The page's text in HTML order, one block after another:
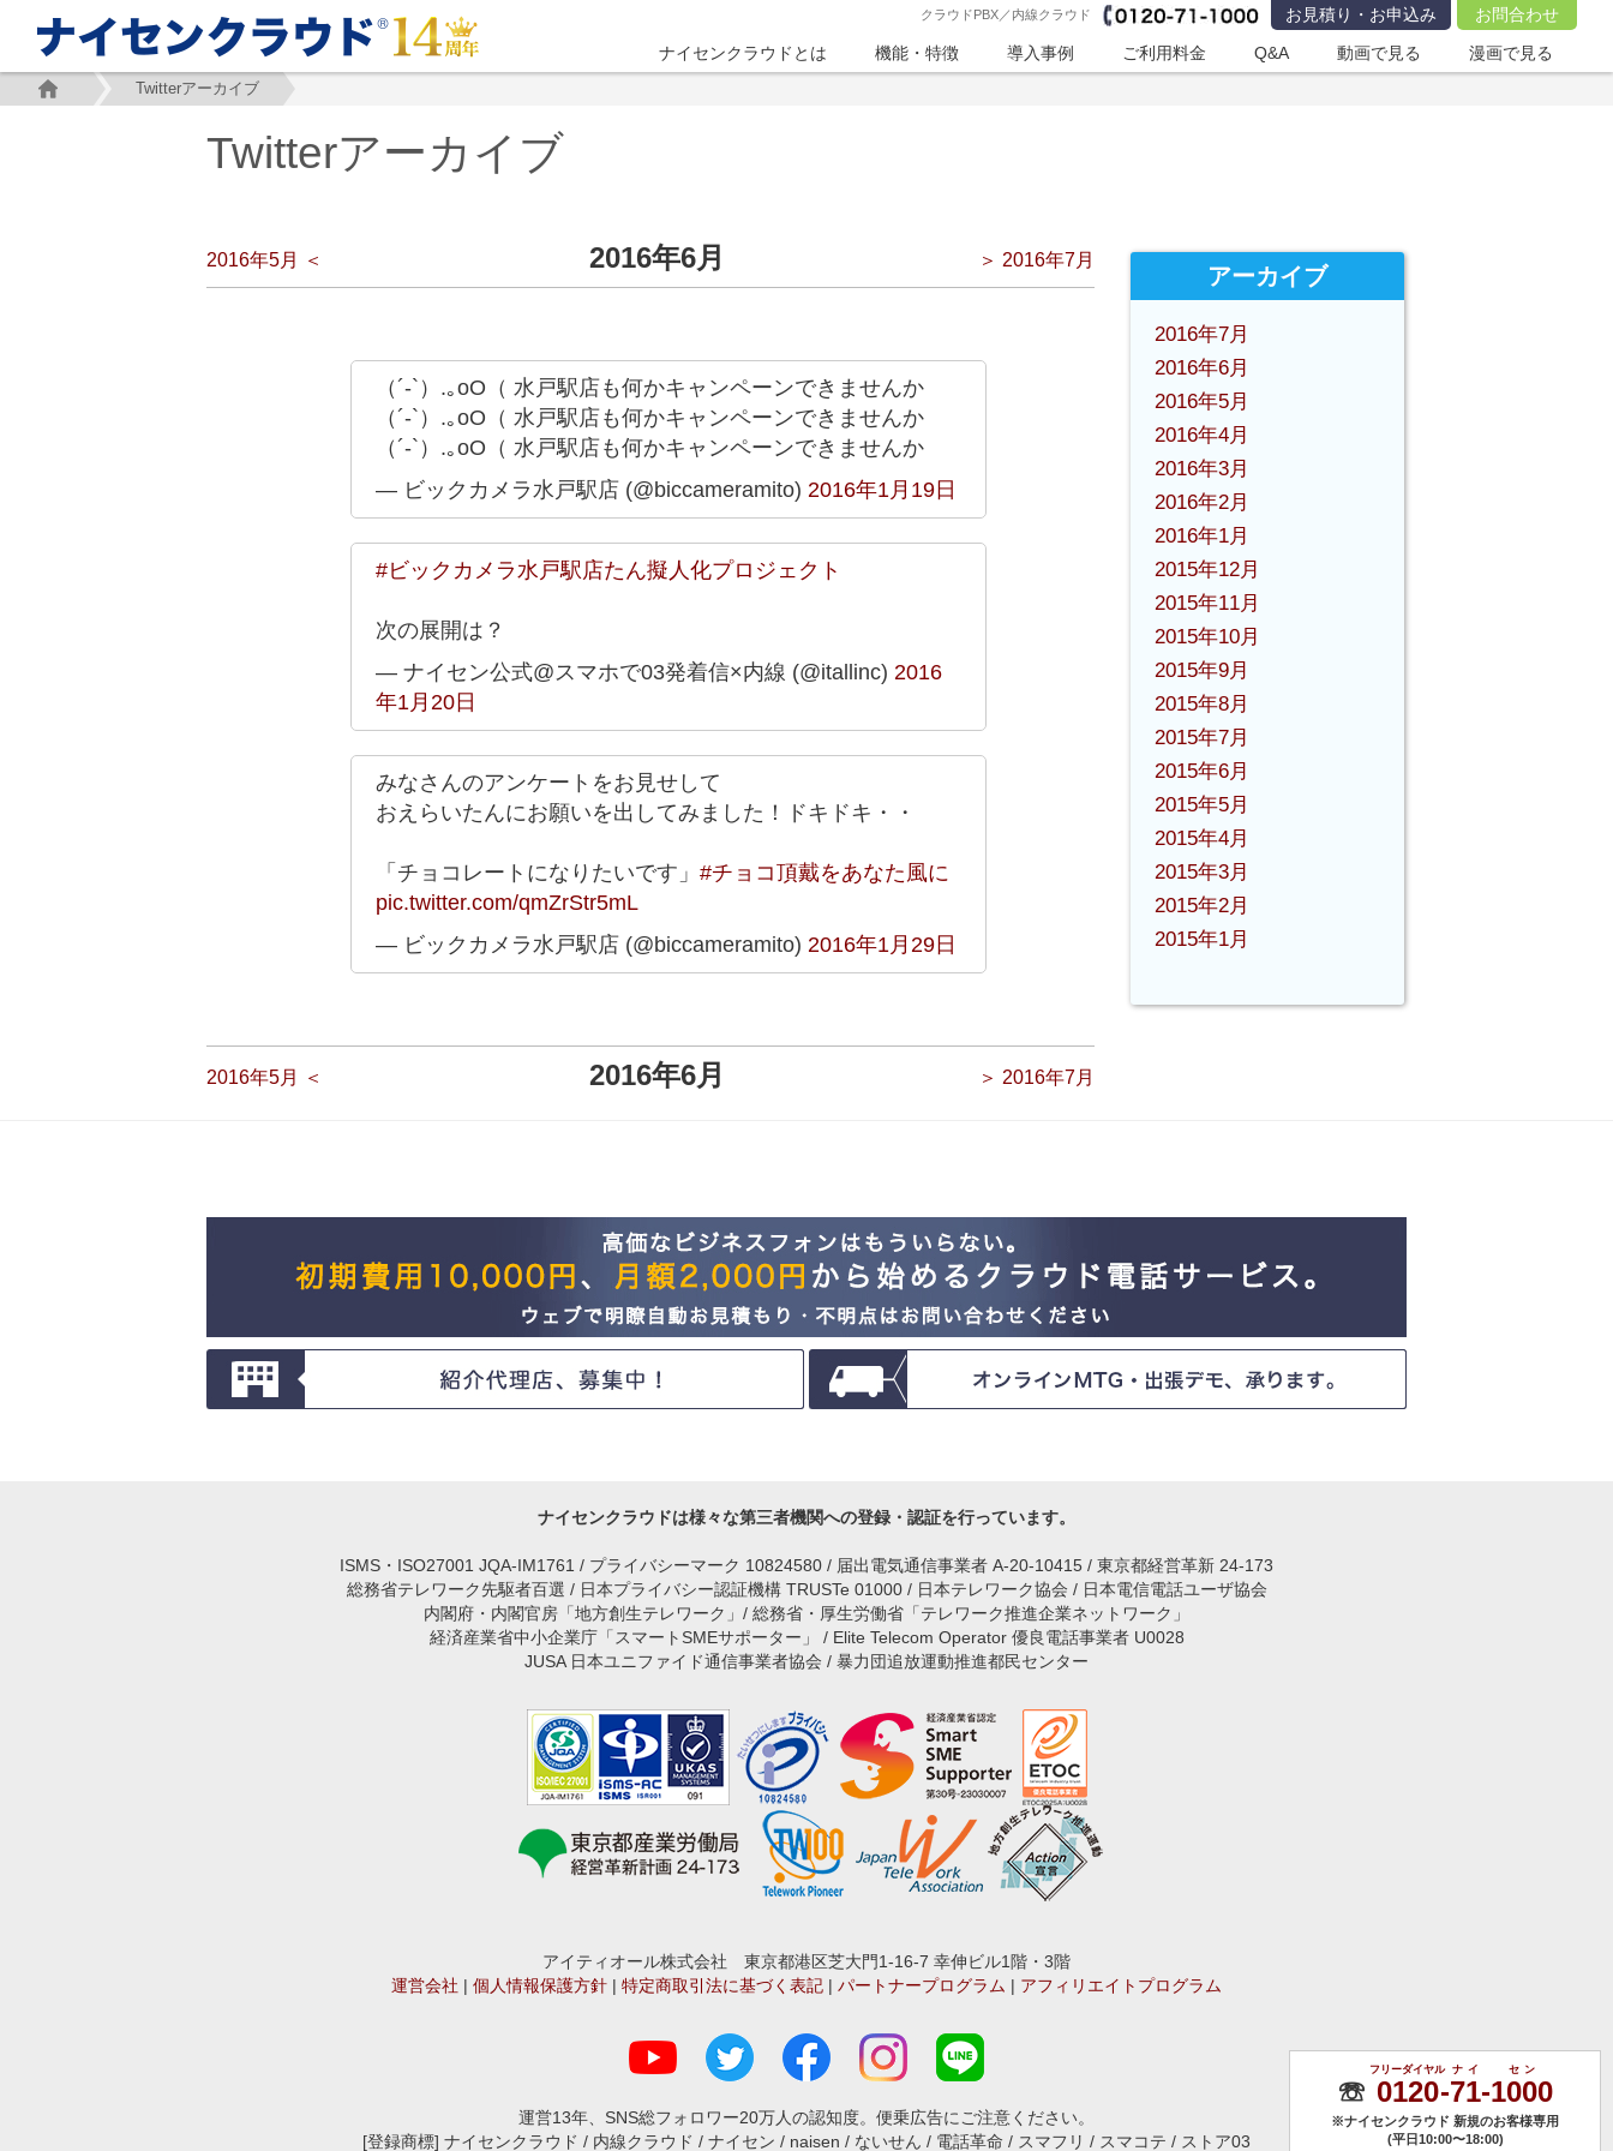
お問合わせ
お見積り・お申込み
クラウドPBX／内線クラウド
ナイセンクラウドとは 機能・特徴 導入事例 ご利用料金 Q&A 動画で見る 漫画で見る
Twitterアーカイブ
Twitterアーカイブ
2016年5月 ＜ 2016年6月 ＞ 2016年7月
（´-`）.｡oO（ 水戸駅店も何かキャンペーンできませんか
（´-`）.｡oO（ 水戸駅店も何かキャンペーンできませんか
（´-`）.｡oO（ 水戸駅店も何かキャンペーンできませんか
— ビックカメラ水戸駅店 (@biccameramito) 2016年1月19日
#ビックカメラ水戸駅店たん擬人化プロジェクト
次の展開は？
— ナイセン公式@スマホで03発着信×内線 (@itallinc) 2016
年1月20日
みなさんのアンケートをお見せして
おえらいたんにお願いを出してみました！ドキドキ・・
「チョコレートになりたいです」 #チョコ頂戴をあなた風に
pic.twitter.com/qmZrStr5mL
— ビックカメラ水戸駅店 (@biccameramito) 2016年1月29日
2016年5月 ＜ 2016年6月 ＞ 2016年7月
アーカイブ
2016年7月
2016年6月
2016年5月
2016年4月
2016年3月
2016年2月
2016年1月
2015年12月
2015年11月
2015年10月
2015年9月
2015年8月
2015年7月
2015年6月
2015年5月
2015年4月
2015年3月
2015年2月
2015年1月
ナイセンクラウドは様々な第三者機関への登録・認証を行っています。
ISMS・ISO27001 JQA-IM1761 / プライバシーマーク 10824580 / 届出電気通信事業者 A-20-10415 / 東京都経営革新 24-173
総務省テレワーク先駆者百選 / 日本プライバシー認証機構 TRUSTe 01000 / 日本テレワーク協会 / 日本電信電話ユーザ協会
内閣府・内閣官房「地方創生テレワーク」/ 総務省・厚生労働省「テレワーク推進企業ネットワーク」
経済産業省中小企業庁「スマートSMEサポーター」 / Elite Telecom Operator 優良電話事業者 U0028
JUSA 日本ユニファイド通信事業者協会 / 暴力団追放運動推進都民センター
アイティオール株式会社 東京都港区芝大門1-16-7 幸伸ビル1階・3階
運営会社 | 個人情報保護方針 | 特定商取引法に基づく表記 | パートナープログラム | アフィリエイトプログラム
運営13年、SNS総フォロワー20万人の認知度。便乗広告にご注意ください。
[登録商標] ナイセンクラウド / 内線クラウド / ナイセン / naisen / ないせん / 電話革命 / スマフリ / スマコテ / ストア03
☏ 0120
フリーダイヤル
-71
ナイ
-1000
セン
※ナイセンクラウド 新規のお客様専用
(平日10:00〜18:00)